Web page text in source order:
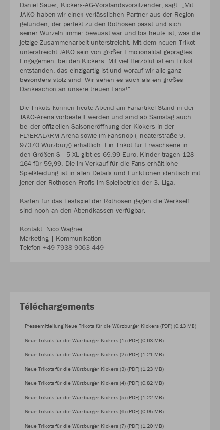
Daniel Sauer, Kickers-AG-Vorstandsvorsitzender, sagt: „Mit
JAKO haben wir einen verlässlichen Partner aus der Region
gefunden, der perfekt zu den Rothosen passt und sich
seiner Wurzeln immer bewusst war und bis heute ist, was die
jetzige Zusammenarbeit unterstreicht. Mit dem neuen Trikot
unterstreicht JAKO sein von großer Emotionalität geprägtes
Engagement bei den Kickers. Mit viel Herzblut ist ein Trikot
entstanden, das einzigartig ist und worauf wir alle ganz
besonders stolz sind. Wir sehen es auch als ein großes
Dankeschön an unsere treuen Fans!“
Die Trikots können heute Abend am Fanartikel-Stand in der
JAKO-Arena vorbestellt werden und sind ab Samstag auch
bei der offiziellen Saisoneröffnung der Kickers in der
FLYERALARM Arena sowie im Fanshop (Theaterstraße 9,
97070 Würzburg) erhältlich. Ein Trikot für Erwachsene in
den Größen S - 5 XL gibt es 69,99 Euro, Kinder tragen 128 -
164 für 59,99. Die im Verkauf für die Fans erhältliche
Spielkleidung ist in allen Details und Funktionen identisch mit
jener der Rothosen-Profis im Spielbetrieb der 3. Liga.
Karten für das Testspiel der Rothosen gegen die Werkself
sind noch an den Abendkassen verfügbar.
Kontakt: Nico Wagner
Marketing | Kommunikation
Telefon +49 7938 9063-449
Téléchargements
Pressemitteilung Neue Trikots für die Würzburger Kickers (PDF) (0.13 MB)
Neue Trikots für die Würzburger Kickers (1) (PDF) (0.63 MB)
Neue Trikots für die Würzburger Kickers (2) (PDF) (1.21 MB)
Neue Trikots für die Würzburger Kickers (3) (PDF) (1.23 MB)
Neue Trikots für die Würzburger Kickers (4) (PDF) (0.82 MB)
Neue Trikots für die Würzburger Kickers (5) (PDF) (1.22 MB)
Neue Trikots für die Würzburger Kickers (6) (PDF) (0.95 MB)
Neue Trikots für die Würzburger Kickers (7) (PDF) (1.20 MB)